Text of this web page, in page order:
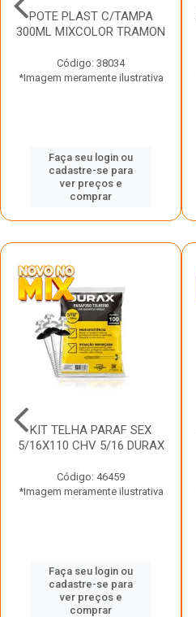
POTE PLAST C/TAMPA
300ML MIXCOLOR TRAMON
Código: 38034
*Imagem meramente ilustrativa
Faça seu login ou
cadastre-se para
ver preços e
comprar
KIT TELHA PARAF SEX
5/16X110 CHV 5/16 DURAX
Código: 46459
*Imagem meramente ilustrativa
Faça seu login ou
cadastre-se para
ver preços e
comprar